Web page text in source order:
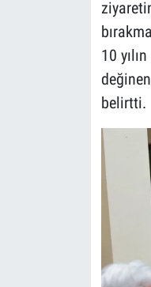
10 yılın
belirtti.